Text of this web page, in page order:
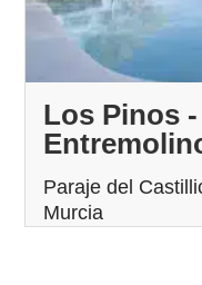
Los Pinos
Paraje del
Murcia